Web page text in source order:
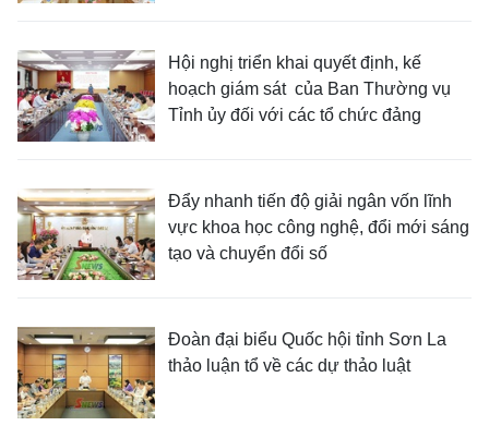
Hội nghị triển khai quyết định, kế
hoạch giám sát của Ban Thường vụ
Tỉnh ủy đối với các tổ chức đảng
Đẩy nhanh tiến độ giải ngân vốn lĩnh
vực khoa học công nghệ, đổi mới sáng
tạo và chuyển đổi số
Đoàn đại biểu Quốc hội tỉnh Sơn La
thảo luận tổ về các dự thảo luật